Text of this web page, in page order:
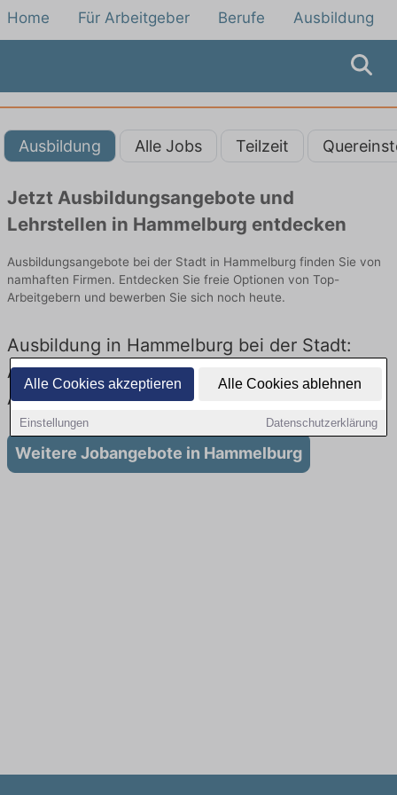
Alle Cookies akzeptieren Alle Cookies ablehnen
Einstellungen Datenschutzerklärung
Home Für Arbeitgeber Berufe Ausbildung
Ausbildung Alle Jobs Teilzeit
Jetzt Ausbildungsangebote und
Lehrstellen in Hammelburg entdecken
Ausbildungsangebote bei der Stadt in Hammelburg finden Sie von
namhaften Firmen. Entdecken Sie freie Optionen von Top-
Arbeitgebern und bewerben Sie sich noch heute.
Ausbildung in Hammelburg bei der Stadt:
Aktuell gibt es keine Stellenangebote für
Ausbildung in Hammelburg
Weitere Jobangebote in Hammelburg